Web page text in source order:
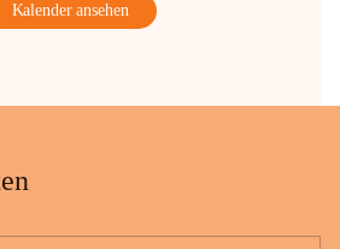
Kalender ansehen